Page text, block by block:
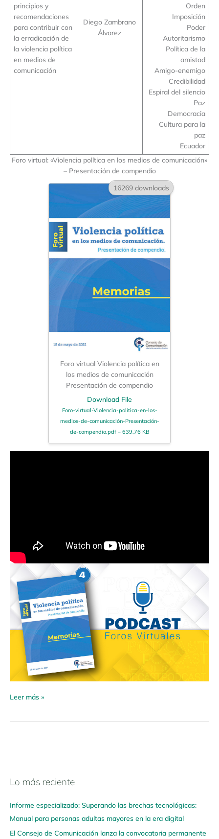
principios y
recomendaciones
para contribuir con
la erradicación de
la violencia política
en medios de
comunicación
Diego Zambrano
Álvarez
Orden
Imposición
Poder
Autoritarismo
Política de la
amistad
Amigo-enemigo
Credibilidad
Espiral del silencio
Paz
Democracia
Cultura para la
paz
Ecuador
Foro virtual: «Violencia política en los medios de comunicación»
– Presentación de compendio
16269 downloads
Foro virtual Violencia política en
los medios de comunicación
Presentación de compendio
Download File
Foro-virtual-Violencia-política-en-los-
medios-de-comunicación-Presentación-
de-compendio.pdf – 639,76 KB
Leer más »
Lo más reciente
Informe especializado: Superando las brechas tecnológicas:
Manual para personas adultas mayores en la era digital
El Consejo de Comunicación lanza la convocatoria permanente
N
v
e
g